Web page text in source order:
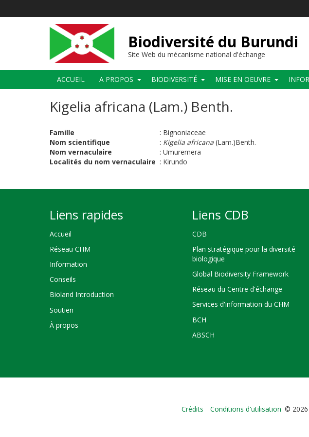
Biodiversité du Burundi
Site Web du mécanisme national d'échange
Main
navigation
ACCUEIL A PROPOS BIODIVERSITÉ MISE EN OEUVRE
Kigelia africana (Lam.) Benth.
Famille : Bignoniaceae
Nom scientifique
: Kigelia africana (Lam.)Benth.
Nom vernaculaire
: Umuremera
Localités du nom vernaculaire : Kirundo
Liens rapides
Accueil
Réseau CHM
Information
Conseils
Bioland Introduction
Soutien
À propos
Liens CDB
CDB
Plan stratégique pour la diversité
biologique
Global Biodiversity Framework
Réseau du Centre d'échange
Services d'information du CHM
BCH
ABSCH
Crédits Conditions d'utilisation © 2026